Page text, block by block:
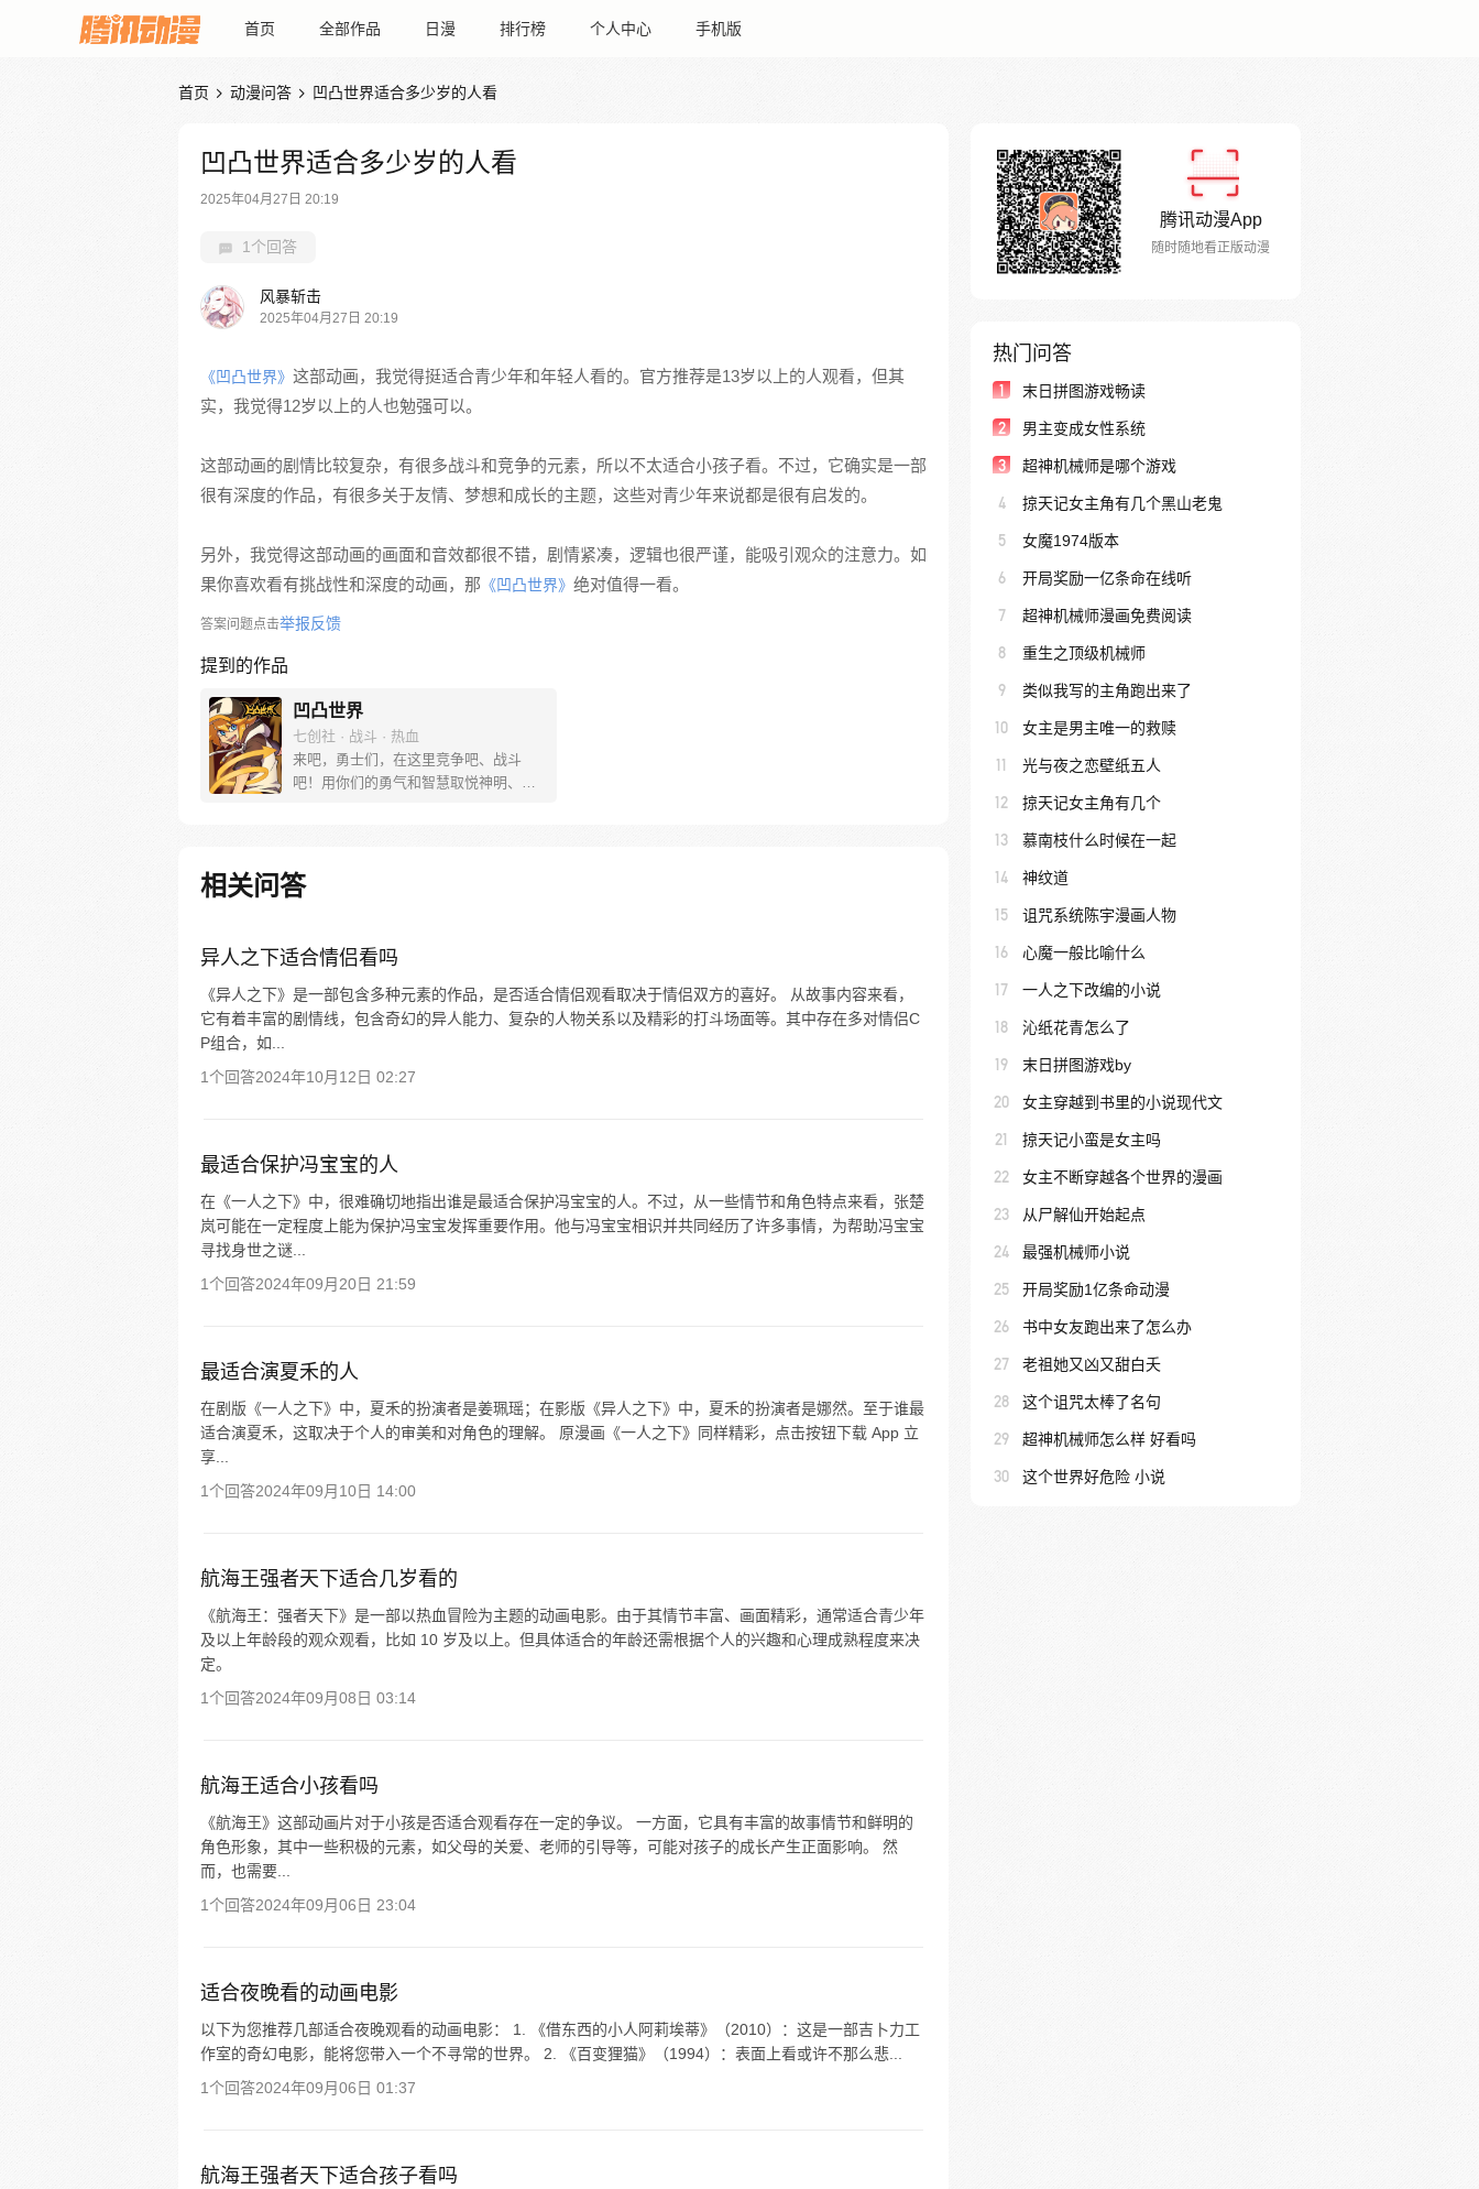
首页 全部作品 日漫 排行榜 个人中心 手机版
首页  动漫问答  凹凸世界适合多少岁的人看
凹凸世界适合多少岁的人看
2025年04月27日 20:19
1个回答
风暴斩击
2025年04月27日 20:19
《凹凸世界》 这部动画，我觉得挺适合青少年和年轻人看的。官方推荐是13岁以上的人观看，但其
实，我觉得12岁以上的人也勉强可以。
这部动画的剧情比较复杂，有很多战斗和竞争的元素，所以不太适合小孩子看。不过，它确实是一部
很有深度的作品，有很多关于友情、梦想和成长的主题，这些对青少年来说都是很有启发的。
另外，我觉得这部动画的画面和音效都很不错，剧情紧凑，逻辑也很严谨，能吸引观众的注意力。如
果你喜欢看有挑战性和深度的动画，那 《凹凸世界》 绝对值得一看。
答案问题点击举报反馈
提到的作品
凹凸世界
七创社 · 战斗 · 热血
来吧，勇士们，在这里竞争吧、战斗
吧！用你们的勇气和智慧取悦神明、赢
相关问答
异人之下适合情侣看吗
《异人之下》是一部包含多种元素的作品，是否适合情侣观看取决于情侣双方的喜好。 从故事内容来看，
它有着丰富的剧情线，包含奇幻的异人能力、复杂的人物关系以及精彩的打斗场面等。其中存在多对情侣C
P组合，如...
1个回答2024年10月12日 02:27
最适合保护冯宝宝的人
在《一人之下》中，很难确切地指出谁是最适合保护冯宝宝的人。不过，从一些情节和角色特点来看，张楚
岚可能在一定程度上能为保护冯宝宝发挥重要作用。他与冯宝宝相识并共同经历了许多事情，为帮助冯宝宝
寻找身世之谜...
1个回答2024年09月20日 21:59
最适合演夏禾的人
在剧版《一人之下》中，夏禾的扮演者是姜珮瑶；在影版《异人之下》中，夏禾的扮演者是娜然。至于谁最
适合演夏禾，这取决于个人的审美和对角色的理解。 原漫画《一人之下》同样精彩，点击按钮下载 App 立
享...
1个回答2024年09月10日 14:00
航海王强者天下适合几岁看的
《航海王：强者天下》是一部以热血冒险为主题的动画电影。由于其情节丰富、画面精彩，通常适合青少年
及以上年龄段的观众观看，比如 10 岁及以上。但具体适合的年龄还需根据个人的兴趣和心理成熟程度来决
定。
1个回答2024年09月08日 03:14
航海王适合小孩看吗
《航海王》这部动画片对于小孩是否适合观看存在一定的争议。 一方面，它具有丰富的故事情节和鲜明的
角色形象，其中一些积极的元素，如父母的关爱、老师的引导等，可能对孩子的成长产生正面影响。 然
而，也需要...
1个回答2024年09月06日 23:04
适合夜晚看的动画电影
以下为您推荐几部适合夜晚观看的动画电影： 1. 《借东西的小人阿莉埃蒂》（2010）：这是一部吉卜力工
作室的奇幻电影，能将您带入一个不寻常的世界。 2. 《百变狸猫》（1994）：表面上看或许不那么悲...
1个回答2024年09月06日 01:37
航海王强者天下适合孩子看吗
腾讯动漫App
随时随地看正版动漫
热门问答
1 末日拼图游戏畅读
2 男主变成女性系统
3 超神机械师是哪个游戏
4 掠天记女主角有几个黑山老鬼
5 女魔1974版本
6 开局奖励一亿条命在线听
7 超神机械师漫画免费阅读
8 重生之顶级机械师
9 类似我写的主角跑出来了
10 女主是男主唯一的救赎
11 光与夜之恋壁纸五人
12 掠天记女主角有几个
13 慕南枝什么时候在一起
14 神纹道
15 诅咒系统陈宇漫画人物
16 心魔一般比喻什么
17 一人之下改编的小说
18 沁纸花青怎么了
19 末日拼图游戏by
20 女主穿越到书里的小说现代文
21 掠天记小蛮是女主吗
22 女主不断穿越各个世界的漫画
23 从尸解仙开始起点
24 最强机械师小说
25 开局奖励1亿条命动漫
26 书中女友跑出来了怎么办
27 老祖她又凶又甜白夭
28 这个诅咒太棒了名句
29 超神机械师怎么样 好看吗
30 这个世界好危险 小说